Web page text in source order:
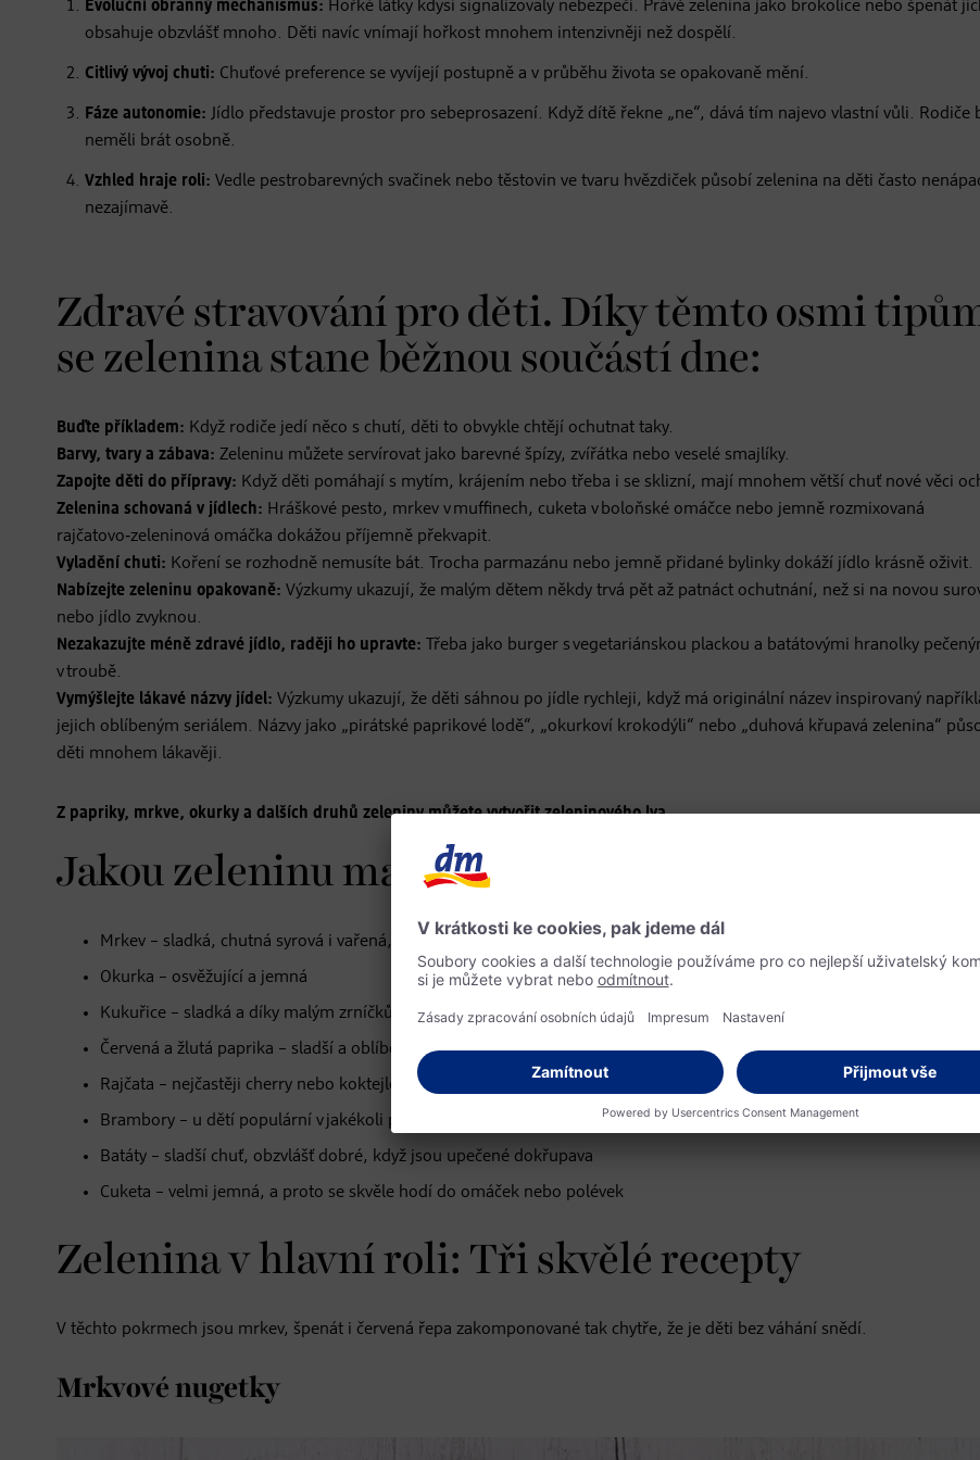
Evoluční obranný mechanismus: Hořké látky kdysi signalizovaly nebezpečí. Právě zelenina jako brokolice nebo špenát
obsahuje obzvlášť mnoho. Děti navíc vnímají hořkost mnohem intenzivněji než dospělí.
Citlivý vývoj chuti: Chuťové preference se vyvíjejí postupně a v průběhu života se opakovaně mění.
Fáze autonomie: Jídlo představuje prostor pro sebeprosazení. Když dítě řekne „ne“, dává tím najevo vlastní vůli. Rodiče
neměli brát osobně.
Vzhled hraje roli: Vedle pestrobarevných svačinek nebo těstovin ve tvaru hvězdiček působí zelenina na děti často
nezajímavě.
Zdravé stravování pro děti. Díky těmto osmi
se zelenina stane běžnou součástí dne:
Buďte příkladem: Když rodiče jedí něco s chutí, děti to obvykle chtějí ochutnat taky.
Barvy, tvary a zábava: Zeleninu můžete servírovat jako barevné špízy, zvířátka nebo veselé smajlíky.
Zapojte děti do přípravy: Když děti pomáhají s mytím, krájením nebo třeba i se sklizní, mají mnohem větší chuť nové věci
Zelenina schovaná v jídlech: Hráškové pesto, mrkev v muffinech, cuketa v boloňské omáčce nebo jemně rozmixovaná
rajčatovo‑zeleninová omáčka dokážou příjemně překvapit.
Vyladění chuti: Koření se rozhodně nemusíte bát. Trocha parmazánu nebo jemně přidané bylinky dokáží jídlo krásně oživit.
Nabízejte zeleninu opakovaně: Výzkumy ukazují, že malým dětem někdy trvá pět až patnáct ochutnání, než si na novou
nebo jídlo zvyknou.
Nezakazujte méně zdravé jídlo, raději ho upravte: Třeba jako burger s vegetariánskou plackou a batátovými hranolky
v troubě.
Vymýšlejte lákavé názvy jídel: Výzkumy ukazují, že děti sáhnou po jídle rychleji, když má originální název inspirovaný
jejich oblíbeným seriálem. Názvy jako „pirátské paprikové lodě“, „okurkoví krokodýli“ nebo „duhová křupavá zelenina“
děti mnohem lákavěji.
Z papriky, mrkve, okurky a dalších druhů zeleniny můžete vytvořitzeleninového lva.
Jakou zeleninu mají děti nejraději?
Mrkev – sladká, chutná syrová i vařená, skvělá k namáčení do lahodných dipů
Okurka – osvěžující a jemná
Kukuřice – sladká a díky malým zrníčkům pro děti zábavná
Červená a žlutá paprika – sladší a oblíbenější než zelená
Rajčata – nejčastěji cherry nebo koktejlová
Brambory – u dětí populární v jakékoli podobě (kaše, pečené brambory, klínky)
Batáty – sladší chuť, obzvlášť dobré, když jsou upečené dokřupava
Cuketa – velmi jemná, a proto se skvěle hodí do omáček nebo polévek
Zelenina v hlavní roli: Tři skvělé recepty
V těchto pokrmech jsou mrkev, špenát i červená řepa zakomponované tak chytře, že je děti bez váhání snědí.
Mrkvové nugetky